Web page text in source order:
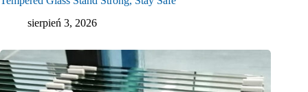
sierpień 3, 2026